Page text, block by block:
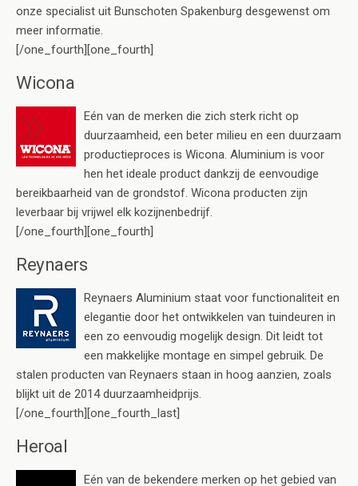
onze specialist uit Bunschoten Spakenburg desgewenst om
meer informatie.
[/one_fourth][one_fourth]
Wicona
Eén van de merken die zich sterk richt op
duurzaamheid, een beter milieu en een duurzaam
productieproces is Wicona. Aluminium is voor
hen het ideale product dankzij de eenvoudige
bereikbaarheid van de grondstof. Wicona producten zijn
leverbaar bij vrijwel elk kozijnenbedrijf.
[/one_fourth][one_fourth]
Reynaers
Reynaers Aluminium staat voor functionaliteit en
elegantie door het ontwikkelen van tuindeuren in
een zo eenvoudig mogelijk design. Dit leidt tot
een makkelijke montage en simpel gebruik. De
stalen producten van Reynaers staan in hoog aanzien, zoals
blijkt uit de 2014 duurzaamheidprijs.
[/one_fourth][one_fourth_last]
Heroal
Eén van de bekendere merken op het gebied van